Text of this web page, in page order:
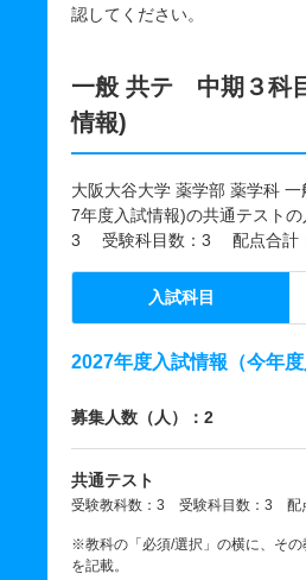
認してください。
一般 共テ 中期３科
情報)
大阪大谷大学 薬学部 薬学科
7年度入試情報)の共通テストの
3 受験科目数：3 配点合計：
入試科目
2027年度入試情報（今年度
募集人数（人）：2
共通テスト
受験教科数：3 受験科目数：3 配
※教科の「必須/選択」の横に、そ
を記載。